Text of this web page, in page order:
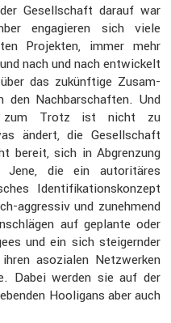
Gesell­schaft darauf war
engagieren sich viele
Projekten, immer mehr
nach und nach entwi­ckelt
das zukünf­tige Zusam­
Nachbar­schaften. Und
zum Trotz ist nicht zu
ändert, die Gesell­schaft
bereit, sich in Abgren­zung
die ein autori­täres
Identi­fi­ka­ti­ons­kon­zept
aggressiv und zuneh­mend
auf geplante oder
und ein sich steigernder
asozialen Netzwerken
Dabei werden sie auf der
Hooli­gans aber auch